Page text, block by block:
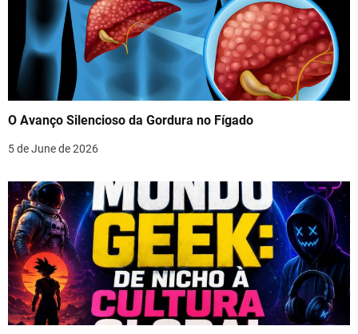
O Avanço Silencioso da Gordura no Fígado
5 de June de 2026